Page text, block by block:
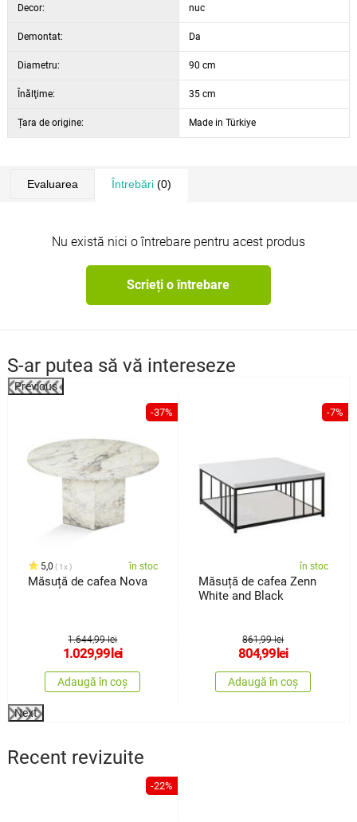
Decor: nuc
Demontat: Da
Diametru: 90 cm
Înălţime: 35 cm
Țara de origine: Made in Türkiye
Evaluarea Întrebări(0)
Nu există nici o întrebare pentru acest produs
Scrieți o întrebare
S-ar putea să vă intereseze
Previous
-37%
5,0 1x în stoc
Măsuță de cafea Nova
1.644,99 lei
1.029,99lei
Adaugă în coș
-7%
în stoc
Măsuță de cafea Zenn
White and Black
861,99 lei
804,99lei
Adaugă în coș
Next
Recent revizuite
-22%